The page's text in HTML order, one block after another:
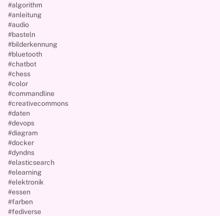
#algorithm
#anleitung
#audio
#basteln
#bilderkennung
#bluetooth
#chatbot
#chess
#color
#commandline
#creativecommons
#daten
#devops
#diagram
#docker
#dyndns
#elasticsearch
#elearning
#elektronik
#essen
#farben
#fediverse